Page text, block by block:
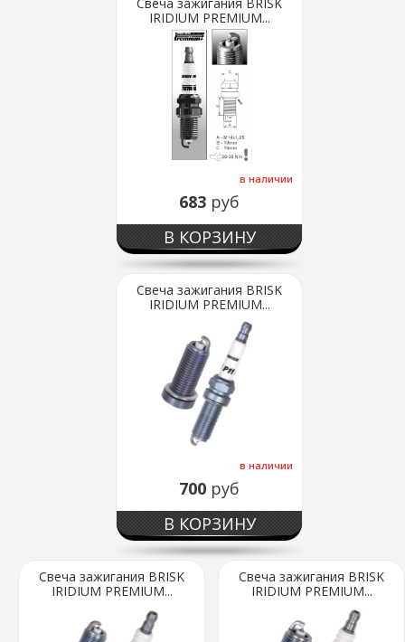
IRIDIUM PREMIUM...
в наличии
683 руб
В КОРЗИНУ
Свеча зажигания BRISK
IRIDIUM PREMIUM...
в наличии
700 руб
В КОРЗИНУ
Свеча зажигания BRISK
IRIDIUM PREMIUM...
Свеча зажигания BRISK
IRIDIUM PREMIUM...